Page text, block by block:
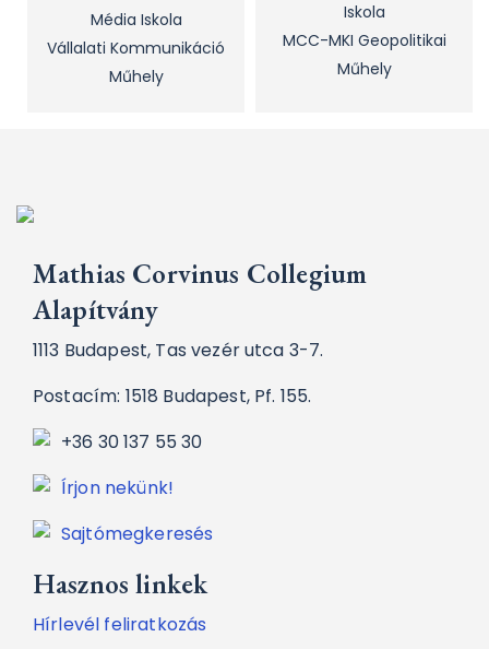
Média Iskola
Vállalati Kommunikáció
Műhely
Iskola
MCC-MKI Geopolitikai
Műhely
Mathias Corvinus Collegium
Alapítvány
1113 Budapest, Tas vezér utca 3-7.
Postacím: 1518 Budapest, Pf. 155.
+36 30 137 55 30
Írjon nekünk!
Sajtómegkeresés
Hasznos linkek
Hírlevél feliratkozás